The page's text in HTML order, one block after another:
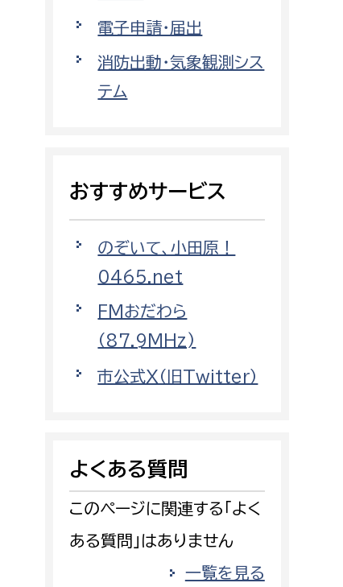
都市政策課
消防総務課
予防課
警防計画課
情報司令課
警防第2課
監査事務局
監査事務局
電子申請・届出
消防出動・気象観測シス
テム
おすすめサービス
のぞいて、小田原！
0465.net
FMおだわら
（87.9MHz)
市公式X（旧Twitter）
よくある質問
このページに関連する「よく
ある質問」はありません
一覧を見る